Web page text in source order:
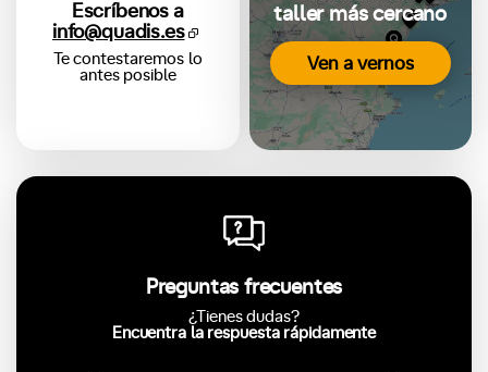
Escríbenos a
info@quadis.es
Te contestaremos lo
antes posible
taller más cercano
Ven a vernos
Preguntas frecuentes
¿Tienes dudas?
Encuentra la respuesta rápidamente